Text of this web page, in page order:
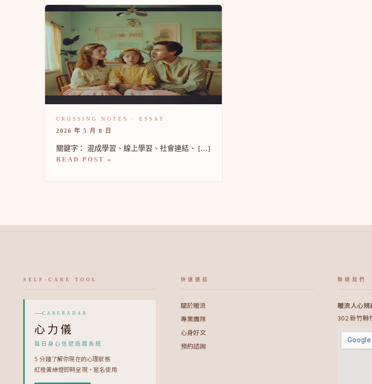
2026 年 5 月 8 日
關鍵字： 混成學習、線上學習、社會連結、 […]
人
在
螢
幕
前
心
在
哪？
學
習
心
問
READ POST »
SELF-CARE TOOL
CARERADAR
心力儀
每日身心信號追蹤系統
5 分鐘了解你現在的心理狀態
紅橙黃綠燈即時呈現・匿名使用
快速連結
關於暖流
專業團隊
心身好文
預約諮詢
聯絡我們
暖流人心規
302 新竹縣